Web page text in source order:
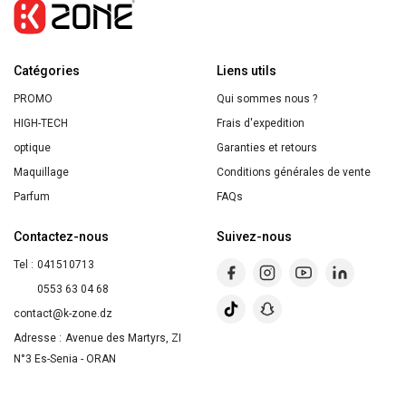
0,2
Catégories
PROMO
HIGH-TECH
optique
Maquillage
Parfum
Liens utils
Qui sommes nous ?
Frais d'expedition
Garanties et retours
Conditions générales de vente
FAQs
Contactez-nous
Tel : 041510713
0553 63 04 68
contact@k-zone.dz
Adresse : Avenue des Martyrs, ZI
N°3 Es-Senia - ORAN
Suivez-nous